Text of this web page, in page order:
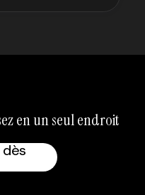
en un seul endroit